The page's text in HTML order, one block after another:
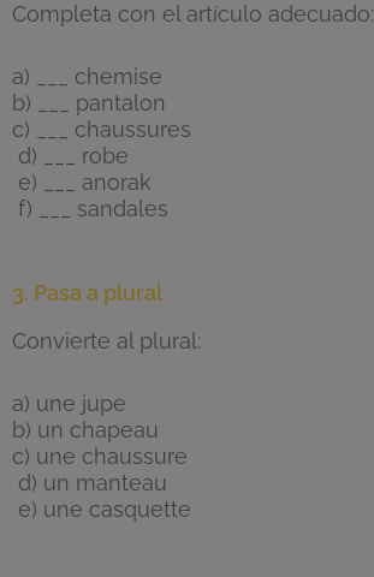
Completa con el artículo adecuado:
a) ___ chemise
b) ___ pantalon
c) ___ chaussures
d) ___ robe
e) ___ anorak
f) ___ sandales
3. Pasa a plural
Convierte al plural:
a) une jupe
b) un chapeau
c) une chaussure
d) un manteau
e) une casquette